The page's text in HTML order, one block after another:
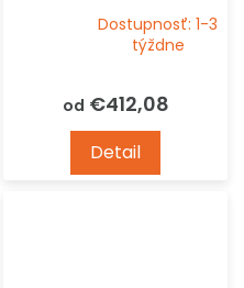
Dostupnosť: 1-3
týždne
od €412,08
Detail